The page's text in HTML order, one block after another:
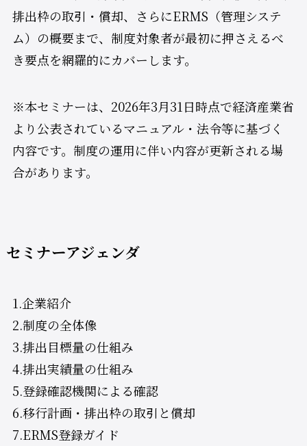
排出枠の取引・償却、さらにERMS（管理システ
ム）の概要まで、制度対象者が最初に押さえるべ
き要点を網羅的にカバーします。
※本セミナーは、2026年3月31日時点で経済産業省
より公表されているマニュアル・法令等に基づく
内容です。制度の運用に伴い内容が更新される場
合があります。
セミナーアジェンダ
1.企業紹介
2.制度の全体像
3.排出目標量の仕組み
4.排出実績量の仕組み
5.登録確認機関による確認
6.移行計画・排出枠の取引と償却
7.ERMS登録ガイド